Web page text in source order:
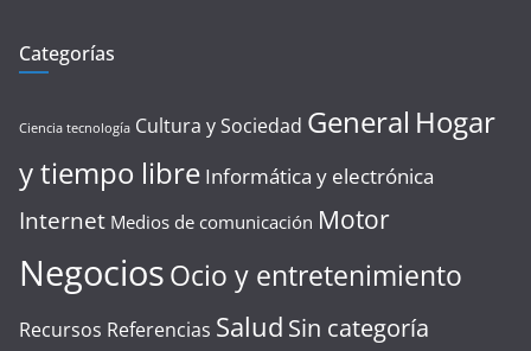
Categorías
Ciencia tecnología Cultura y Sociedad General Hogar
y tiempo libre Informática y electrónica
Internet Medios de comunicación Motor
NegociosOcio y entretenimiento
Recursos Referencias Salud Sin categoría